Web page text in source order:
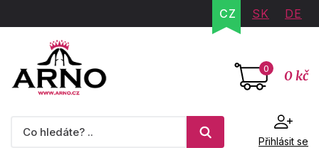
CZ SK DE
0 0 kč
Přihlásit se